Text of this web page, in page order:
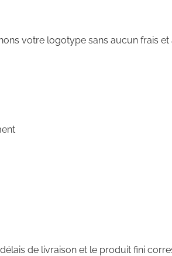
votre logotype sans aucun frais
de livraison et le produit fini